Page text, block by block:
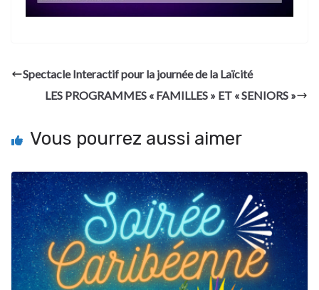
Spectacle Interactif pour la journée de la Laïcité
LES PROGRAMMES « FAMILLES » ET « SENIORS »
Vous pourrez aussi aimer